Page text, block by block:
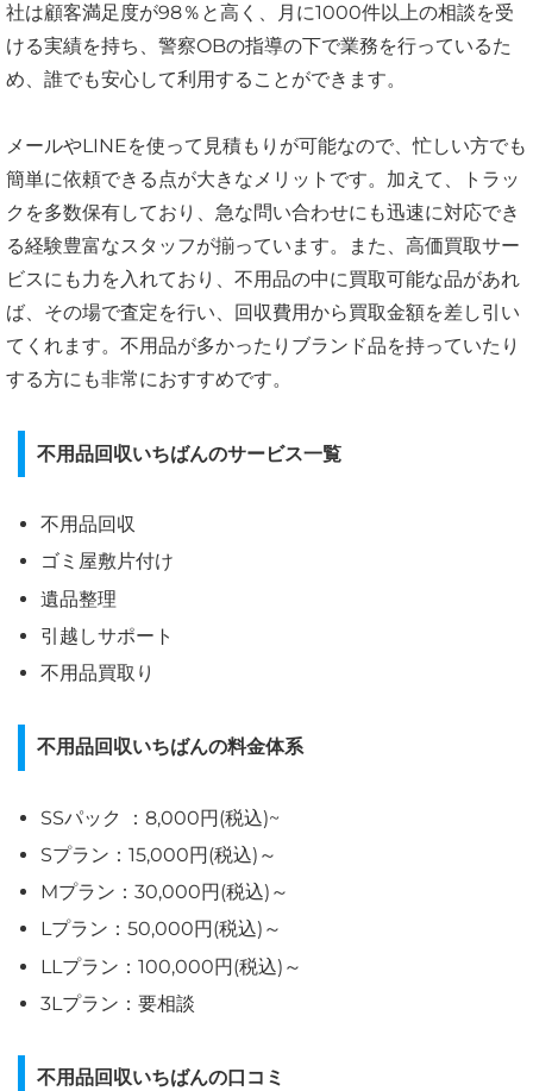
社は顧客満足度が98％と高く、月に1000件以上の相談を受
ける実績を持ち、警察OBの指導の下で業務を行っているた
め、誰でも安心して利用することができます。
メールやLINEを使って見積もりが可能なので、忙しい方でも
簡単に依頼できる点が大きなメリットです。加えて、トラッ
クを多数保有しており、急な問い合わせにも迅速に対応でき
る経験豊富なスタッフが揃っています。また、高価買取サー
ビスにも力を入れており、不用品の中に買取可能な品があれ
ば、その場で査定を行い、回収費用から買取金額を差し引い
てくれます。不用品が多かったりブランド品を持っていたり
する方にも非常におすすめです。
不用品回収いちばんのサービス一覧
不用品回収
ゴミ屋敷片付け
遺品整理
引越しサポート
不用品買取り
不用品回収いちばんの料金体系
SSパック ：8,000円(税込)~
Sプラン：15,000円(税込)～
Mプラン：30,000円(税込)～
Lプラン：50,000円(税込)～
LLプラン：100,000円(税込)～
3Lプラン：要相談
不用品回収いちばんの口コミ